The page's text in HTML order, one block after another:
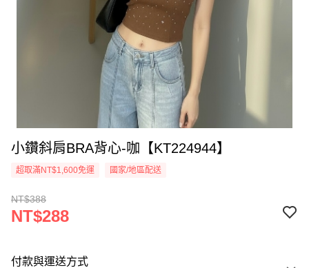
小鑽斜肩BRA背心-咖【KT224944】
超取滿NT$1,600免運 國家/地區配送
NT$388
NT$288
付款與運送方式